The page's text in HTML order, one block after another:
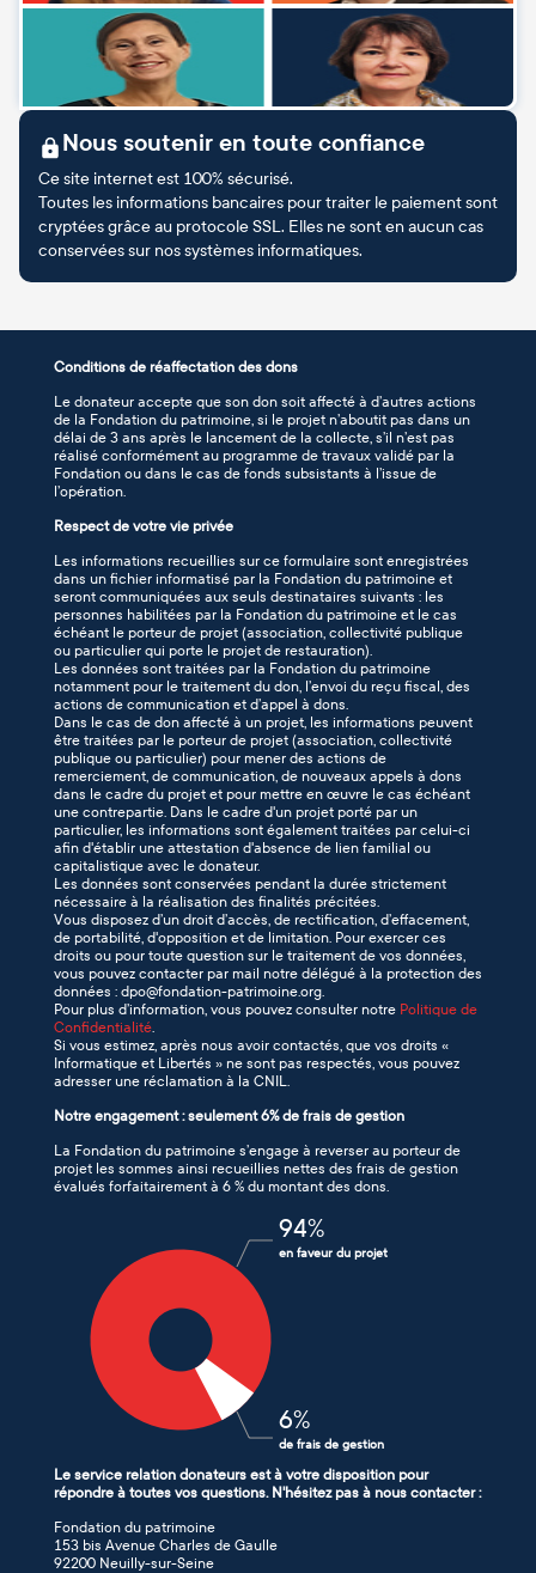
Nous soutenir en toute confiance
Ce site internet est 100% sécurisé.
Toutes les informations bancaires pour traiter le paiement sont
cryptées grâce au protocole SSL. Elles ne sont en aucun cas
conservées sur nos systèmes informatiques.
Conditions de réaffectation des dons
Le donateur accepte que son don soit affecté à d’autres actions
de la Fondation du patrimoine, si le projet n’aboutit pas dans un
délai de 3 ans après le lancement de la collecte, s’il n’est pas
réalisé conformément au programme de travaux validé par la
Fondation ou dans le cas de fonds subsistants à l’issue de
l’opération.
Respect de votre vie privée
Les informations recueillies sur ce formulaire sont enregistrées
dans un fichier informatisé par la Fondation du patrimoine et
seront communiquées aux seuls destinataires suivants : les
personnes habilitées par la Fondation du patrimoine et le cas
échéant le porteur de projet (association, collectivité publique
ou particulier qui porte le projet de restauration).
Les données sont traitées par la Fondation du patrimoine
notamment pour le traitement du don, l’envoi du reçu fiscal, des
actions de communication et d’appel à dons.
Dans le cas de don affecté à un projet, les informations peuvent
être traitées par le porteur de projet (association, collectivité
publique ou particulier) pour mener des actions de
remerciement, de communication, de nouveaux appels à dons
dans le cadre du projet et pour mettre en œuvre le cas échéant
une contrepartie. Dans le cadre d'un projet porté par un
particulier, les informations sont également traitées par celui-ci
afin d'établir une attestation d'absence de lien familial ou
capitalistique avec le donateur.
Les données sont conservées pendant la durée strictement
nécessaire à la réalisation des finalités précitées.
Vous disposez d’un droit d’accès, de rectification, d’effacement,
de portabilité, d'opposition et de limitation. Pour exercer ces
droits ou pour toute question sur le traitement de vos données,
vous pouvez contacter par mail notre délégué à la protection des
données : dpo@fondation-patrimoine.org.
Pour plus d’information, vous pouvez consulter notre Politique de
Confidentialité
Si vous estimez, après nous avoir contactés, que vos droits «
Informatique et Libertés » ne sont pas respectés, vous pouvez
adresser une réclamation à la CNIL.
Notre engagement : seulement 6% de frais de gestion
La Fondation du patrimoine s’engage à reverser au porteur de
projet les sommes ainsi recueillies nettes des frais de gestion
évalués forfaitairement à 6 % du montant des dons.
94%
en faveur du projet
6%
de frais de gestion
Le service relation donateurs est à votre disposition pour
répondre à toutes vos questions. N'hésitez pas à nous contacter :
Fondation du patrimoine
153 bis Avenue Charles de Gaulle
92200 Neuilly-sur-Seine